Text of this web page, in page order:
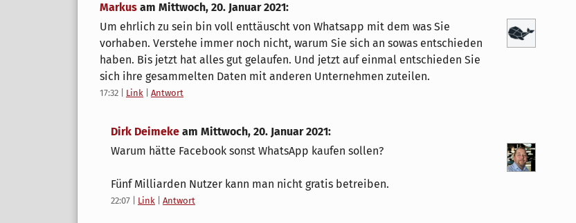
Markus am Mittwoch, 20. Januar 2021:
Um ehrlich zu sein bin voll enttäuscht von Whatsapp mit dem was Sie
vorhaben. Verstehe immer noch nicht, warum Sie sich an sowas entschieden
haben. Bis jetzt hat alles gut gelaufen. Und jetzt auf einmal entschieden Sie
sich ihre gesammelten Daten mit anderen Unternehmen zuteilen.
17:32 Link Antwort
Dirk Deimeke am Mittwoch, 20. Januar 2021:
Warum hätte Facebook sonst WhatsApp kaufen sollen?
Fünf Milliarden Nutzer kann man nicht gratis betreiben.
22:07 Link Antwort